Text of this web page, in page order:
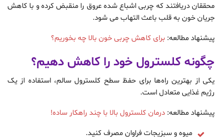
محققان دریافتند که چربی اشباع شده عروق را منقبض کرده و با کاهش
جریان خون به قلب باعث التهاب می شود.
پیشنهاد مطالعه: برای کاهش چربی خون بالا چه بخوریم؟
چگونه کلسترول خود را کاهش دهیم؟
یکی از بهترین راه‌ها برای حفظ سطح کلسترول سالم، استفاده از یک
رژیم غذایی متعادل است.
پیشنهاد مطالعه: درمان کلسترول بالا با چند راهکار ساده!
میوه و سبزیجات فراوان مصرف کنید.